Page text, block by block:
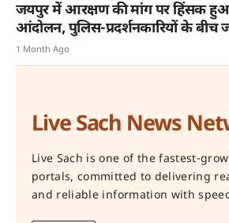
जयपुर में आरक्षण की मांग पर हिंसक
आंदोलन, पुलिस-प्रदर्शनकारियों के बीच
1 Month Ago
Live Sach News
Live Sach is one of the fastest-
portals, committed to delivering
and reliable information with